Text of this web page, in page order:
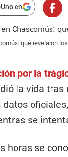
en
qué revelaron
por la
la vida
datos
se
horas se